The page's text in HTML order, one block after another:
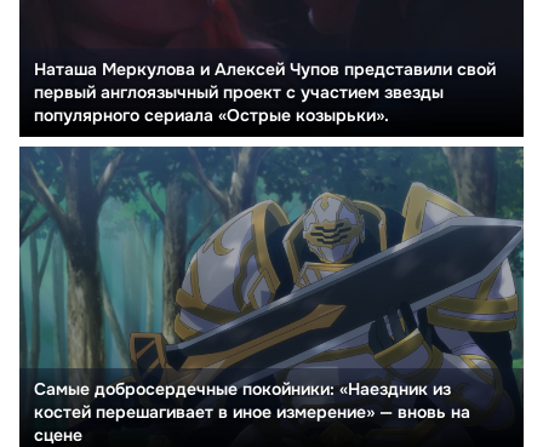
Наташа Меркулова и Алексей Чупов представили свой
первый англоязычный проект с участием звезды
популярного сериала «Острые козырьки».
Самые добросердечные покойники: «Наездник из
костей перешагивает в иное измерение» — вновь на
сцене